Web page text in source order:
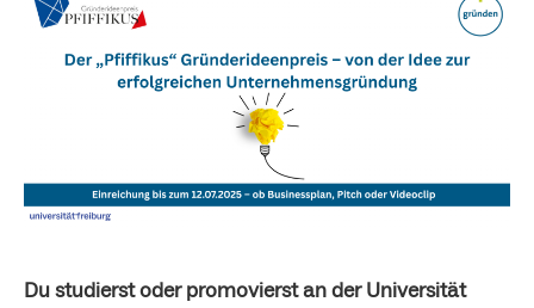
Du studierst oder promovierst an der Universität